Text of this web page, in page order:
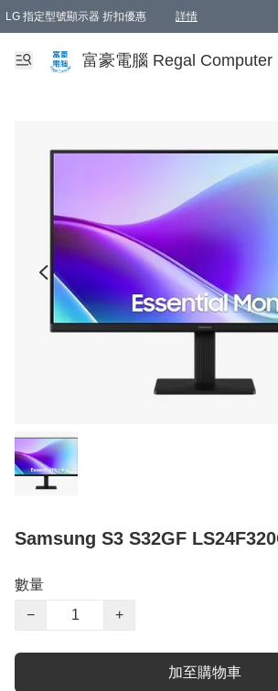
LG 指定型號顯示器 折扣優惠 詳情
富豪電腦 Regal Computer
Samsung S3 S32GF
數量
−
+
加至購物車